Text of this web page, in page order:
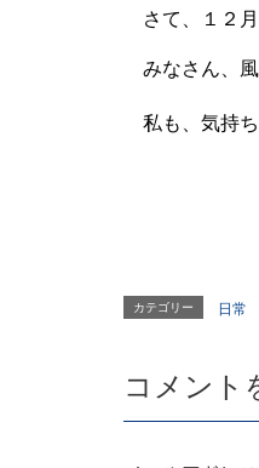
さて、１２月
みなさん、風
私も、気持
カテゴリー 日常
コメント